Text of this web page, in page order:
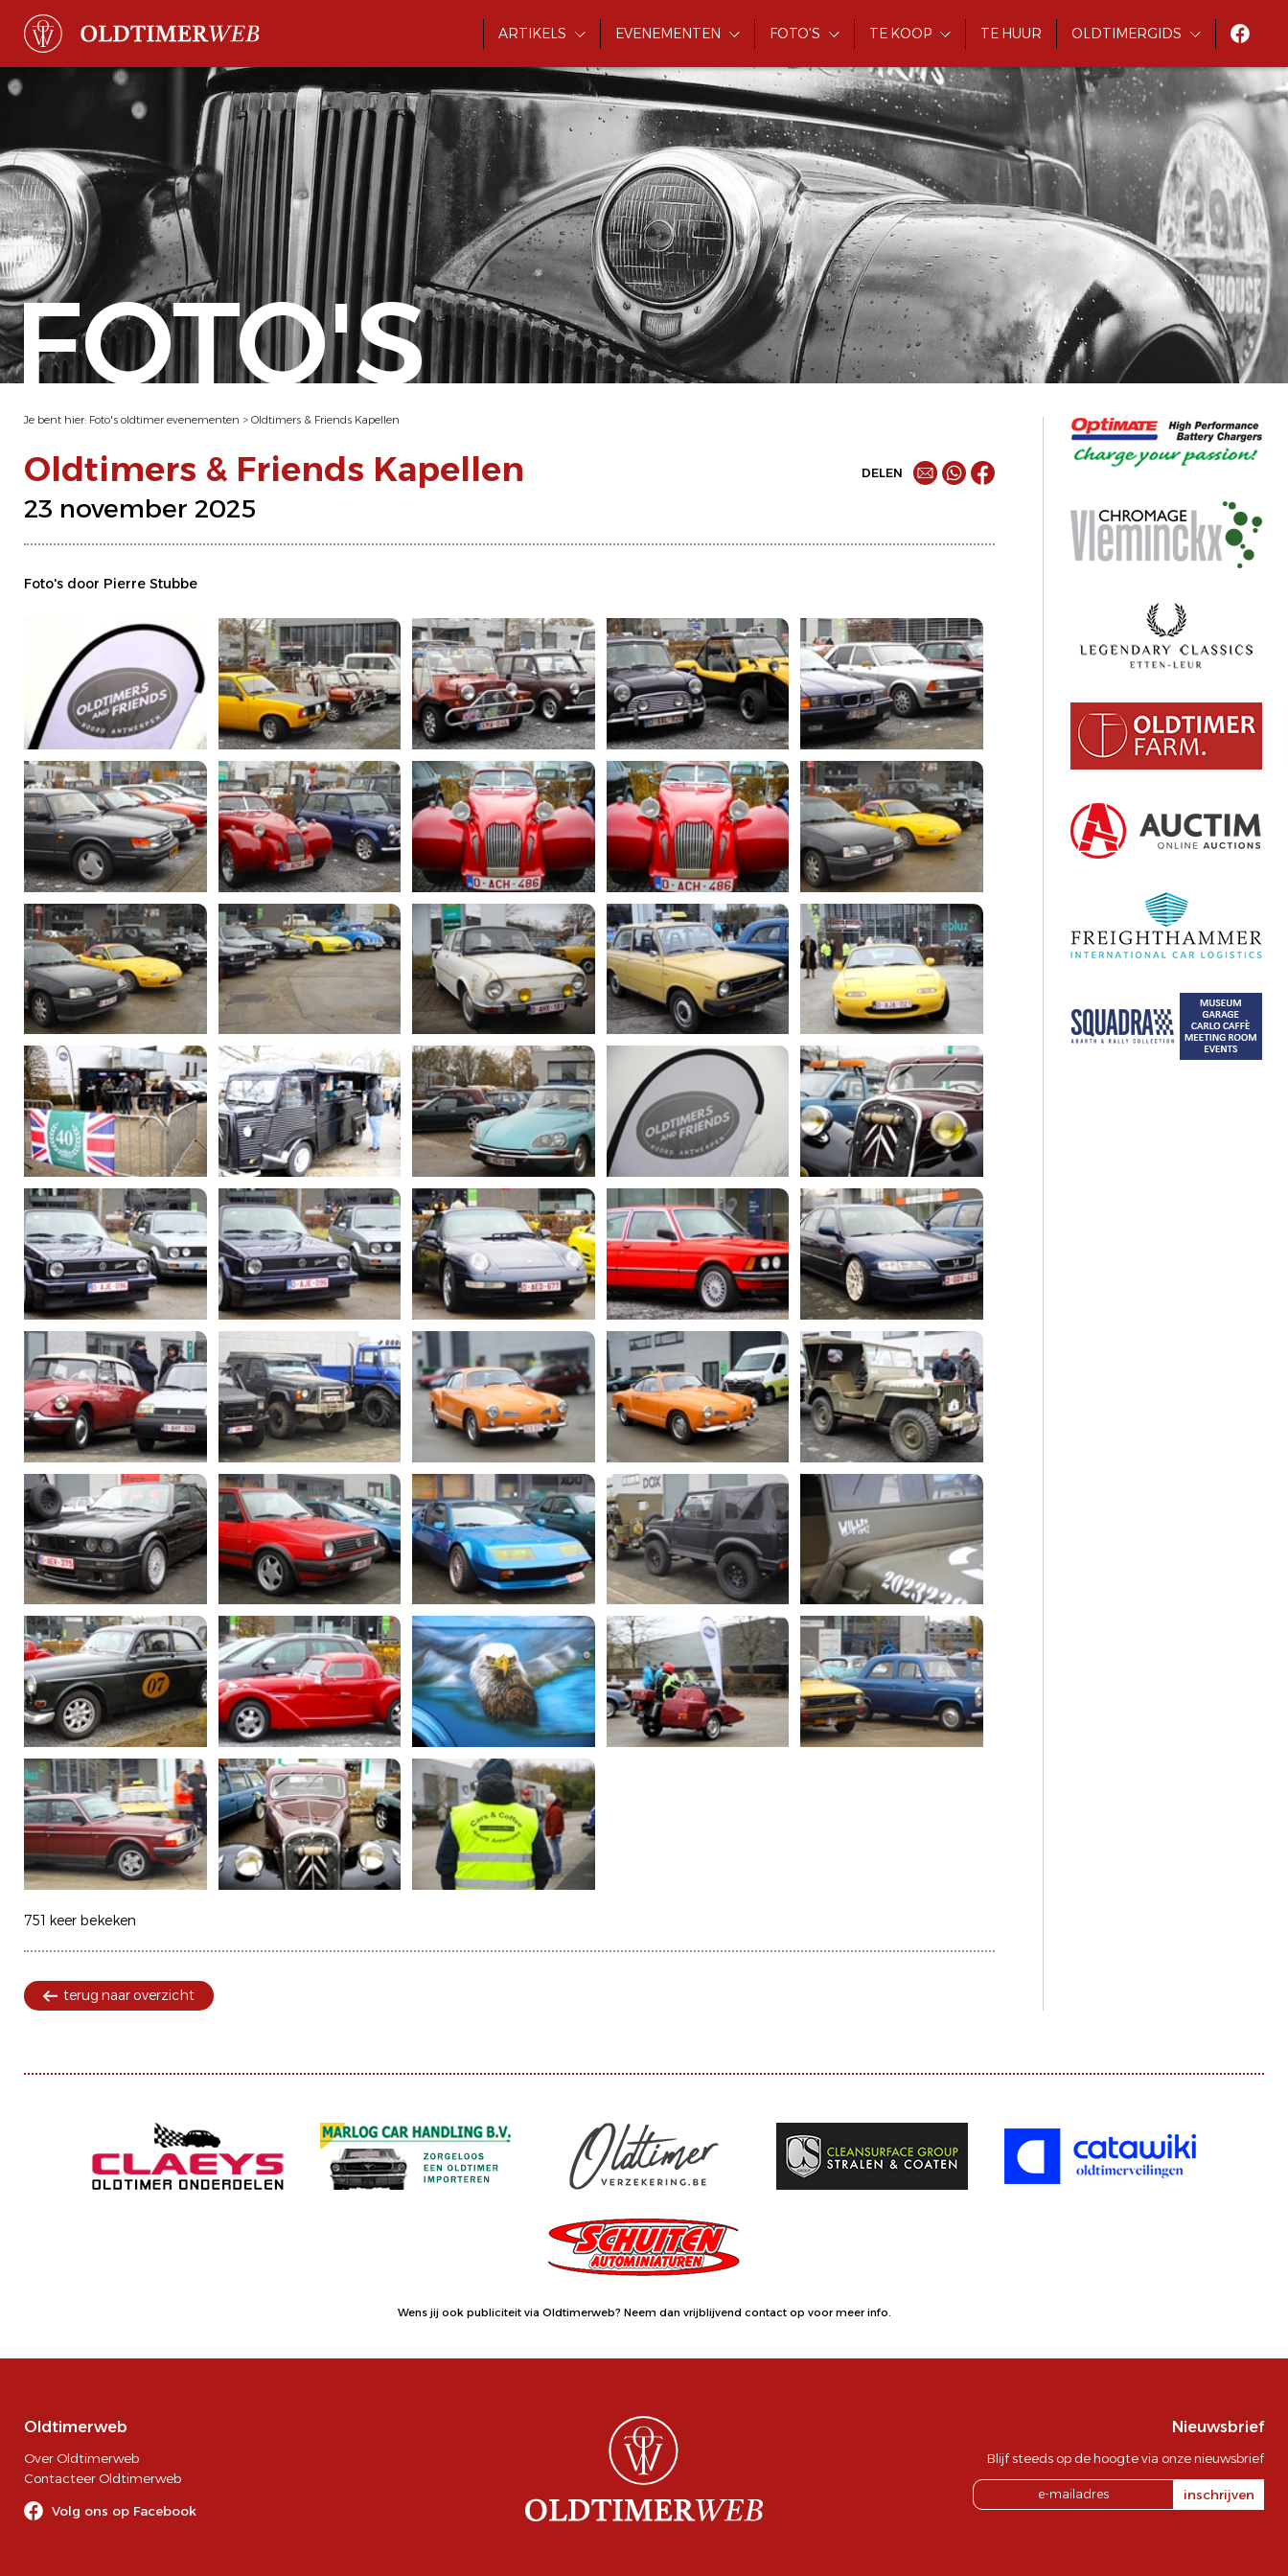
ARTIKELS EVENEMENTEN FOTO'S TE KOOP TE HUUR OLDTIMERGIDS
FOTO'S
Je bent hier: Foto's oldtimer evenementen > Oldtimers & Friends Kapellen
Oldtimers & Friends Kapellen
23 november 2025
DELEN
Foto's door Pierre Stubbe
751 keer bekeken
terug naar overzicht
Wens jij ook publiciteit via Oldtimerweb? Neem dan vrijblijvend contact op voor meer info.
Oldtimerweb
Over Oldtimerweb
Contacteer Oldtimerweb
Volg ons op Facebook
Nieuwsbrief
Blijf steeds op de hoogte via onze nieuwsbrief
inschrijven